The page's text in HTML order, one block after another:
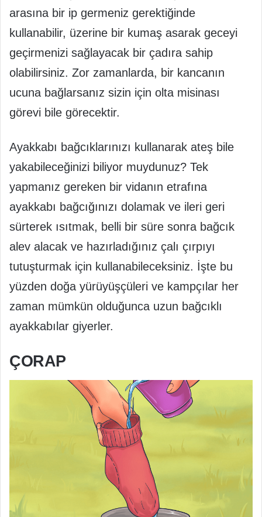
arasına bir ip germeniz gerektiğinde
kullanabilir, üzerine bir kumaş asarak geceyi
geçirmenizi sağlayacak bir çadıra sahip
olabilirsiniz. Zor zamanlarda, bir kancanın
ucuna bağlarsanız sizin için olta misinası
görevi bile görecektir.
Ayakkabı bağcıklarınızı kullanarak ateş bile
yakabileceğinizi biliyor muydunuz? Tek
yapmanız gereken bir vidanın etrafına
ayakkabı bağcığınızı dolamak ve ileri geri
sürterek ısıtmak, belli bir süre sonra bağcık
alev alacak ve hazırladığınız çalı çırpıyı
tutuşturmak için kullanabileceksiniz. İşte bu
yüzden doğa yürüyüşçüleri ve kampçılar her
zaman mümkün olduğunca uzun bağcıklı
ayakkabılar giyerler.
ÇORAP